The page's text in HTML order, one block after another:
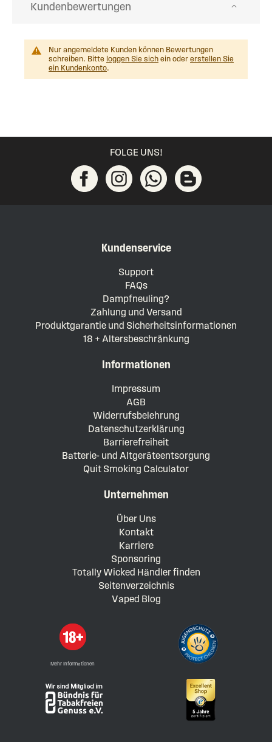
Kundenbewertungen
Nur angemeldete Kunden können Bewertungen
schreiben. Bitte loggen Sie sich ein oder erstellen Sie
ein Kundenkonto.
FOLGE UNS!
Kundenservice
Support
FAQs
Dampfneuling?
Zahlung und Versand
Produktgarantie und Sicherheitsinformationen
18 + Altersbeschränkung
Informationen
Impressum
AGB
Widerrufsbelehrung
Datenschutzerklärung
Barrierefreiheit
Batterie- und Altgeräteentsorgung
Quit Smoking Calculator
Unternehmen
Über Uns
Kontakt
Karriere
Sponsoring
Totally Wicked Händler finden
Seitenverzeichnis
Vaped Blog
Mehr Informationen